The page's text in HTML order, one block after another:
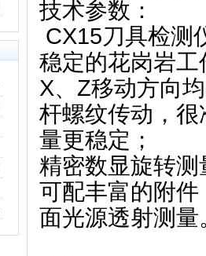
技术参数：
CX15刀具检测
稳定的花岗岩
X、Z移动方向
杆螺纹传动，
量更稳定；
精密数显旋转测
可配丰富的附
面光源透射测量